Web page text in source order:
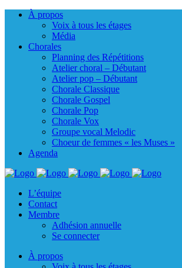
À propos
Voix à tous les étages
Média
Chorales
Planning des Répétitions
Atelier choral – Débutant
Atelier pop – Débutant
Chorale Classique
Chorale Gospel
Chorale Pop
Chorale Vox
Groupe vocal Melodic
Choeur de femmes « les Muses »
Agenda
L’équipe
Contact
Membre
Adhésion annuelle
Se connecter
À propos